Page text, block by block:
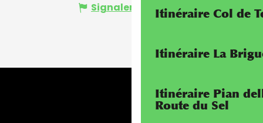
Itinéraire Col de
Itinéraire La
Itinéraire Pian
Route du Sel
Signaler une erreur